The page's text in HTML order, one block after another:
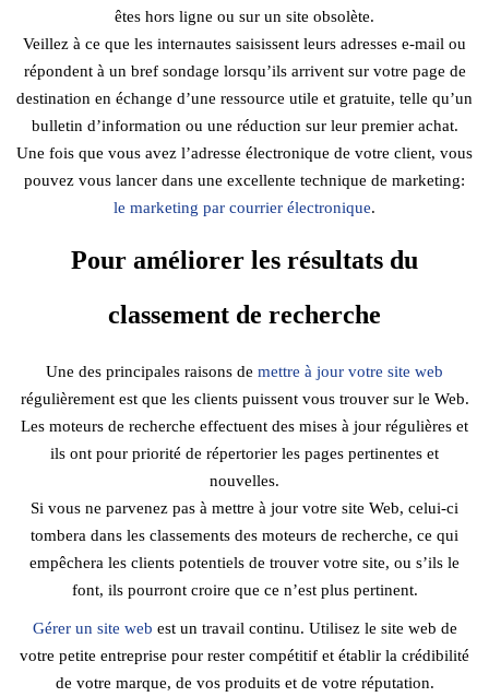
êtes hors ligne ou sur un site obsolète.
Veillez à ce que les internautes saisissent leurs adresses e-mail ou
répondent à un bref sondage lorsqu’ils arrivent sur votre page de
destination en échange d’une ressource utile et gratuite, telle qu’un
bulletin d’information ou une réduction sur leur premier achat.
Une fois que vous avez l’adresse électronique de votre client, vous
pouvez vous lancer dans une excellente technique de marketing:
le marketing par courrier électronique.
Pour améliorer les résultats du
classement de recherche
Une des principales raisons de mettre à jour votre site web
régulièrement est que les clients puissent vous trouver sur le Web.
Les moteurs de recherche effectuent des mises à jour régulières et
ils ont pour priorité de répertorier les pages pertinentes et
nouvelles.
Si vous ne parvenez pas à mettre à jour votre site Web, celui-ci
tombera dans les classements des moteurs de recherche, ce qui
empêchera les clients potentiels de trouver votre site, ou s’ils le
font, ils pourront croire que ce n’est plus pertinent.
Gérer un site web est un travail continu. Utilisez le site web de
votre petite entreprise pour rester compétitif et établir la crédibilité
de votre marque, de vos produits et de votre réputation.